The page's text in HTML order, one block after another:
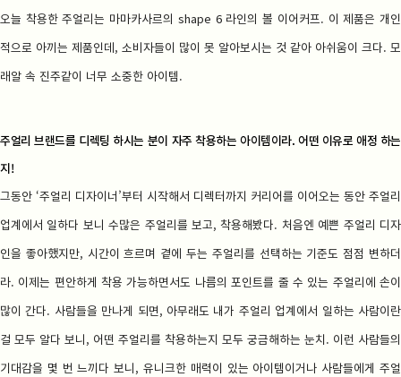
오늘 착용한 주얼리는 마마카사르의 shape 6 라인의 볼 이어커프. 이 제품은 개인
적으로 아끼는 제품인데, 소비자들이 많이 못 알아보시는 것 같아 아쉬움이 크다. 모
래알 속 진주같이 너무 소중한 아이템.
주얼리 브랜드를 디렉팅 하시는 분이 자주 착용하는 아이템이라. 어떤 이유로 애정 하는
지!
그동안 ‘주얼리 디자이너’부터 시작해서 디렉터까지 커리어를 이어오는 동안 주얼리
업계에서 일하다 보니 수많은 주얼리를 보고, 착용해봤다. 처음엔 예쁜 주얼리 디자
인을 좋아했지만, 시간이 흐르며 곁에 두는 주얼리를 선택하는 기준도 점점 변하더
라. 이제는 편안하게 착용 가능하면서도 나름의 포인트를 줄 수 있는 주얼리에 손이
많이 간다. 사람들을 만나게 되면, 아무래도 내가 주얼리 업계에서 일하는 사람이란
걸 모두 알다 보니, 어떤 주얼리를 착용하는지 모두 궁금해하는 눈치. 이런 사람들의
기대감을 몇 번 느끼다 보니, 유니크한 매력이 있는 아이템이거나 사람들에게 주얼